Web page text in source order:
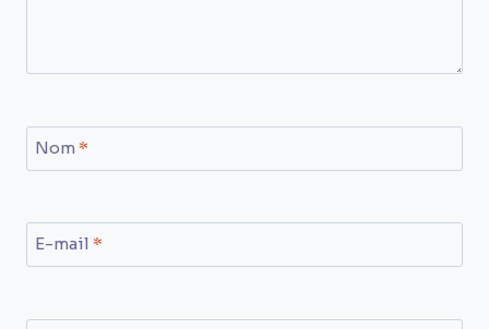
Nom *
E-mail *